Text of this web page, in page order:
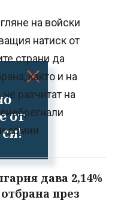
от
на войски
натиск от
страни да
както и на
разчитат на
армии.
дава 2,14%
през